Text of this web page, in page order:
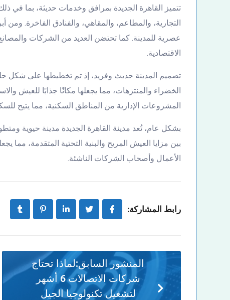
تتميز القاهرة الجديدة بمرافق وخدمات حديثة، بما في
التجارية، والمطاعم، والمقاهي، والفنادق الفاخرة.
عصرية للمدينة. كما تحتضن العديد من الشركات
الاقتصادية.
تصميم المدينة حديث وفريد، إذ تم تخطيطها على شكل
الخضراء والمنتزهات، مما يجعلها مكانًا جذابًا للعيش
المشروعات الإدارية من المناطق السكنية، مما يتيح
بشكل عام، تُعد مدينة القاهرة الجديدة مدينة حيوية
بين مزايا العيش المريح والبنية التحتية المتقدمة، مما
الأعمال وأصحاب الشركات الناشئة.
رابط المشاركة:
المنشور السابق:لماذا تحتاج
شركات الاتصالات 6 أشهر
لتشغيل تكنولوجيا الجيل